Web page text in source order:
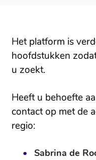
Het platform is
hoofdstukken
u zoekt.
Heeft u behoefte
contact op met de
regio:
Sabrina de